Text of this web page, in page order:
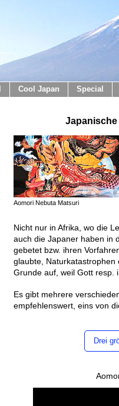
Cool Japan Special
Aomori Nebuta Matsuri
Nicht nur in Afrika, wo die
auch die Japaner haben in
gebetet bzw. ihren
glaubte,
Grunde auf, weil Gott resp.
Es gibt mehrere
empfehlenswert, eins von
Drei